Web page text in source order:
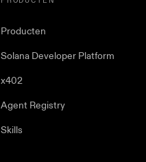
Producten
Solana Developer Platform
x402
Agent Registry
Skills